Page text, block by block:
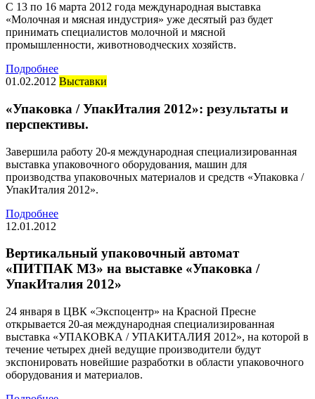
С 13 по 16 марта 2012 года международная выставка
«Молочная и мясная индустрия» уже десятый раз будет
принимать специалистов молочной и мясной
промышленности, животноводческих хозяйств.
Подробнее
01.02.2012 Выставки
«Упаковка / УпакИталия 2012»: результаты и
перспективы.
Завершила работу 20-я международная специализированная
выставка упаковочного оборудования, машин для
производства упаковочных материалов и средств «Упаковка /
УпакИталия 2012».
Подробнее
12.01.2012
Вертикальный упаковочный автомат
«ПИТПАК М3» на выставке «Упаковка /
УпакИталия 2012»
24 января в ЦВК «Экспоцентр» на Красной Пресне
открывается 20-ая международная специализированная
выставка «УПАКОВКА / УПАКИТАЛИЯ 2012», на которой в
течение четырех дней ведущие производители будут
экспонировать новейшие разработки в области упаковочного
оборудования и материалов.